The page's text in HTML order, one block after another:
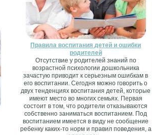
Правила воспитания детей и ошибки
родителей
Отсутствие у родителей знаний по
возрастной психологии дошкольника
зачастую приводит к серьезным ошибкам в
его воспитании. Сегодня можно говорить о
двух тенденциях воспитания детей, которые
имеют место во многих семьях. Первая
состоит в том, что родители отказываются
собственно заниматься воспитанием. Под
воспитанием имеется в виду не сообщение
ребенку каких-то норм и правил поведения, а